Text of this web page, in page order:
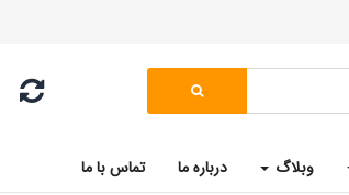
وبلاگ درباره ما تماس با ما